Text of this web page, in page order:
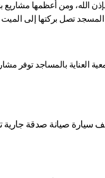
الله، ومن أعظمها مشاريع
تصل بركتها إلى الميت
العناية بالمساجد توفر
سيارة صيانة صدقة جارية تخدم